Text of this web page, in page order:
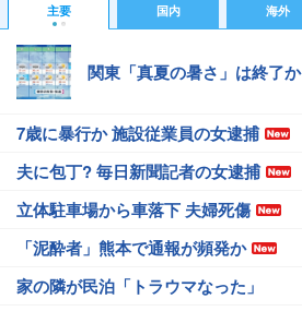
主要 国内 海外
関東「真夏の暑さ」は終了か
7歳に暴行か 施設従業員の女逮捕
夫に包丁? 毎日新聞記者の女逮捕
立体駐車場から車落下 夫婦死傷
「泥酔者」熊本で通報が頻発か
家の隣が民泊「トラウマなった」